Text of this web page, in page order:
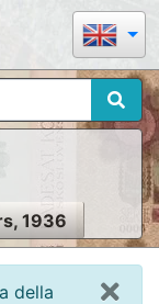
1936
della